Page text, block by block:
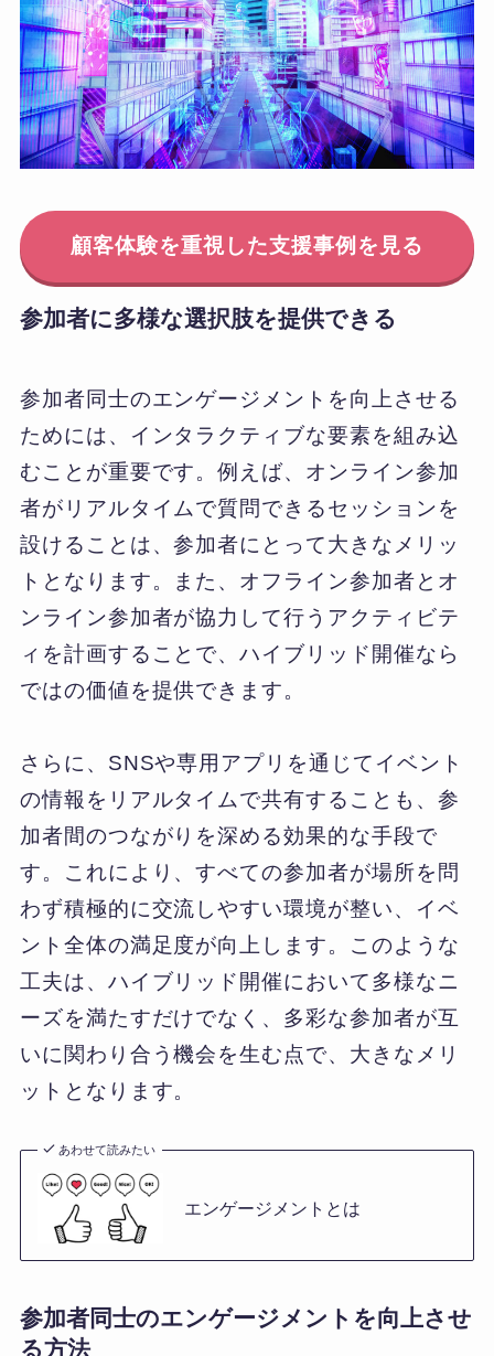
顧客体験を重視した支援事例を見る
参加者に多様な選択肢を提供できる
参加者同士のエンゲージメントを向上させる
ためには、インタラクティブな要素を組み込
むことが重要です。例えば、オンライン参加
者がリアルタイムで質問できるセッションを
設けることは、参加者にとって大きなメリッ
トとなります。また、オフライン参加者とオ
ンライン参加者が協力して行うアクティビテ
ィを計画することで、ハイブリッド開催なら
ではの価値を提供できます。
さらに、SNSや専用アプリを通じてイベント
の情報をリアルタイムで共有することも、参
加者間のつながりを深める効果的な手段で
す。これにより、すべての参加者が場所を問
わず積極的に交流しやすい環境が整い、イベ
ント全体の満足度が向上します。このような
工夫は、ハイブリッド開催において多様なニ
ーズを満たすだけでなく、多彩な参加者が互
いに関わり合う機会を生む点で、大きなメリ
ットとなります。
あわせて読みたい
エンゲージメントとは
参加者同士のエンゲージメントを向上させ
る方法